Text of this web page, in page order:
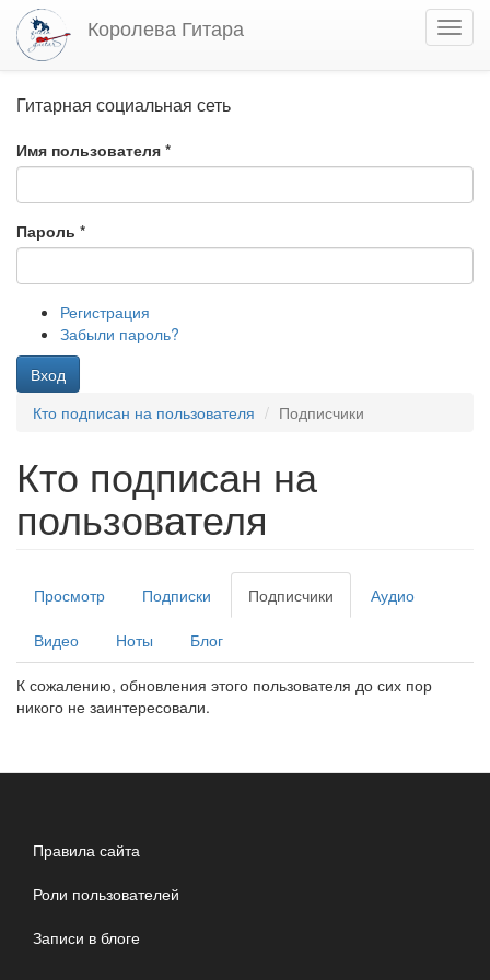
Перейти
основному
содержанию
Королева Гитара
Гитарная социальная сеть
Имя пользователя *
Пароль *
Регистрация
Забыли пароль?
Вход
Кто подписан на пользователя
Подписчики
Кто подписан на
пользователя
Главные
вкладки
Просмотр Подписки Подписчики (активная
вкладка)
Аудио
Видео Ноты Блог
К сожалению, обновления этого пользователя до сих пор
никого не заинтересовали.
Правила сайта
Роли пользователей
Записи в блоге